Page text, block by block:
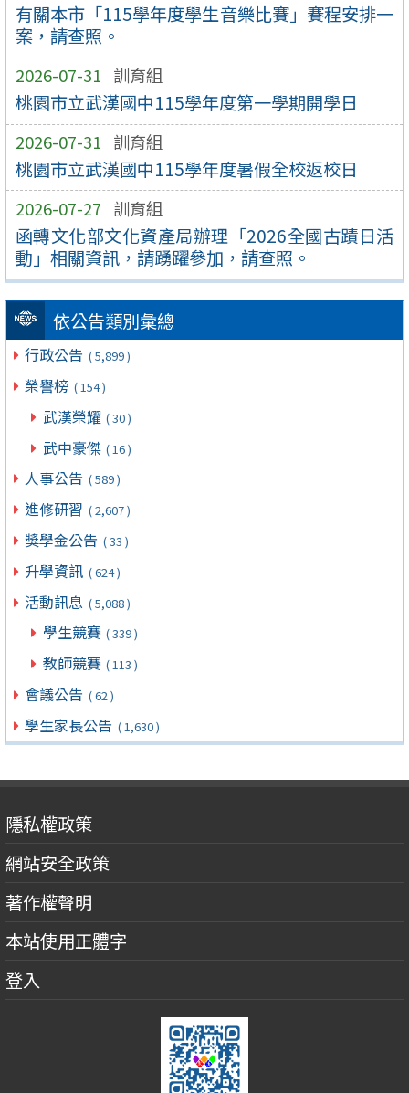
有關本市「115學年度學生音樂比賽」賽程安排一
案，請查照。
2026-07-31 訓育組
桃園市立武漢國中115學年度第一學期開學日
2026-07-31 訓育組
桃園市立武漢國中115學年度暑假全校返校日
2026-07-27 訓育組
函轉文化部文化資產局辦理「2026全國古蹟日活
動」相關資訊，請踴躍參加，請查照。
依公告類別彙總
行政公告 ( 5,899 )
榮譽榜 ( 154 )
武漢榮耀 ( 30 )
武中豪傑 ( 16 )
人事公告 ( 589 )
進修研習 ( 2,607 )
獎學金公告 ( 33 )
升學資訊 ( 624 )
活動訊息 ( 5,088 )
學生競賽 ( 339 )
教師競賽 ( 113 )
會議公告 ( 62 )
學生家長公告 ( 1,630 )
隱私權政策
網站安全政策
著作權聲明
本站使用正體字
登入